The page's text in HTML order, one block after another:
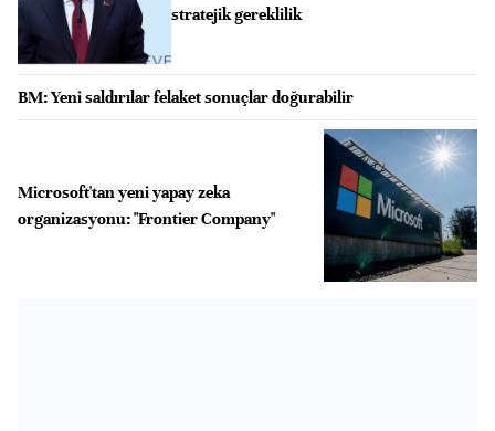
stratejik gereklilik
BM: Yeni saldırılar felaket sonuçlar doğurabilir
Microsoft'tan yeni yapay zeka
organizasyonu: "Frontier Company"